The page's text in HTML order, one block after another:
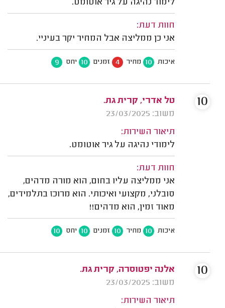
לימוד נהיגה על גיר אוטומט.
חוות דעת:
אני כן ממליצה אבל המחיר יקר בעיניי.
איכות 10 מחיר 4 זמנים 10 יחס 9
טל אדרי, קרית גת.
משוב: 23/03/2025
תיאור השירות:
לימודי נהיגה על גיר אוטומט.
חוות דעת:
אני ממליצה עליו בחום, הוא מורה מדהים,
סובלני, מקצועי ואיכותי. הוא מרוכז בתלמידים,
מאוד זמין, הוא מדהים!!
איכות 10 מחיר 10 זמנים 10 יחס 10
10
אלנה יפטוסרה, קרית גת.
משוב: 23/03/2025
תיאור השירות:
10